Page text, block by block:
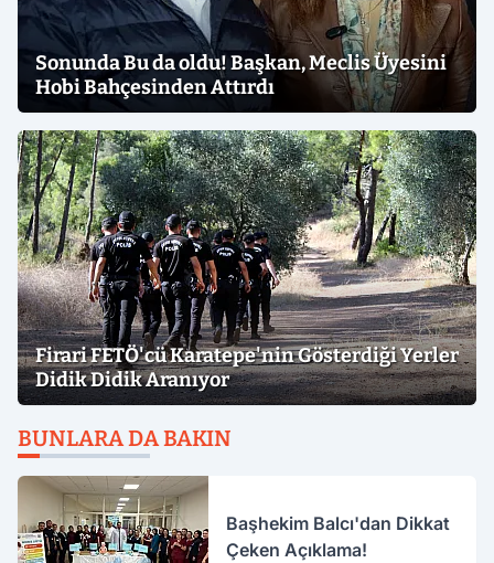
Sonunda Bu da oldu! Başkan, Meclis Üyesini
Hobi Bahçesinden Attırdı
Firari FETÖ'cü Karatepe'nin Gösterdiği Yerler
Didik Didik Aranıyor
BUNLARA DA BAKIN
Başhekim Balcı'dan Dikkat
Çeken Açıklama!